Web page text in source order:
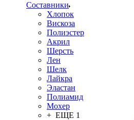
Составники
Хлопок
Вискоза
Полиэстер
Акрил
Шерсть
Лен
Шелк
Лайкра
Эластан
Полиамид
Мохер
+ ЕЩЕ 1